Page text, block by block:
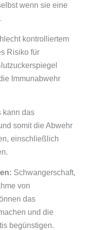
wenn sie eine
kontrolliertem
Risiko für
Immunabwehr
kann das
somit die Abwehr
einschließlich
Schwangerschaft,
von
das
und die
begünstigen.